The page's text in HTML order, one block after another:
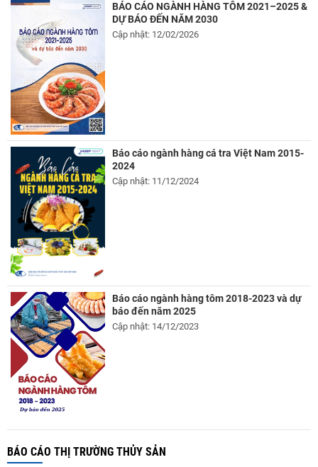
BÁO CÁO NGÀNH HÀNG TÔM 2021–2025 &
DỰ BÁO ĐẾN NĂM 2030
Cập nhật: 12/02/2026
Báo cáo ngành hàng cá tra Việt Nam 2015-
2024
Cập nhật: 11/12/2024
Báo cáo ngành hàng tôm 2018-2023 và dự
báo đến năm 2025
Cập nhật: 14/12/2023
BÁO CÁO THỊ TRƯỜNG THỦY SẢN